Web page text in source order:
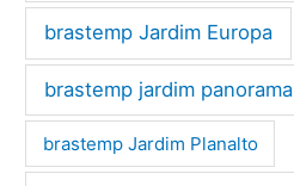
brastemp Jardim Europa
brastemp jardim panorama
brastemp Jardim Planalto